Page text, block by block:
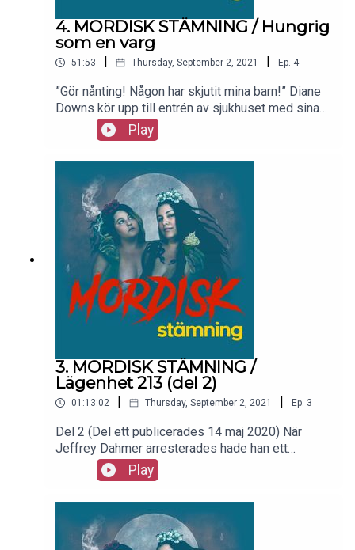
4. MORDISK STÄMNING / Hungrig
som en varg
51:53 Thursday, September 2, 2021 Ep. 4
”Gör nånting! Någon har skjutit mina barn!” Diane
Downs kör upp till entrén av sjukhuset med sina
tre svårt skadade barn i baksätet. Så börjar en
berättelse om ett otänkbart brott som skulle visa
sig vara värre än man kunnat föreställa sig.
Play
3. MORDISK STÄMNING /
Lägenhet 213 (del 2)
01:13:02 Thursday, September 2, 2021 Ep. 3
Del 2 (Del ett publicerades 14 maj 2020) När
Jeffrey Dahmer arresterades hade han ett
avhugget huvud i kylskåpet. Polisen upptäcker
snart att den tysta, timida mannen under flera år
levt i en orgie av blod och döda kroppar. Man
hittar fotografier, skallar, kroppsdelar och en stor
tunna med syra. Jeffrey Dahmer är kanske en av
Play